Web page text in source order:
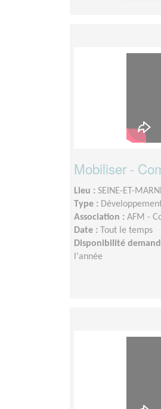
Mobiliser -
Lieu : SEINE-ET-
Type :
Association : AFM -
Date :
Tout le temps
Disponibilité
l'année